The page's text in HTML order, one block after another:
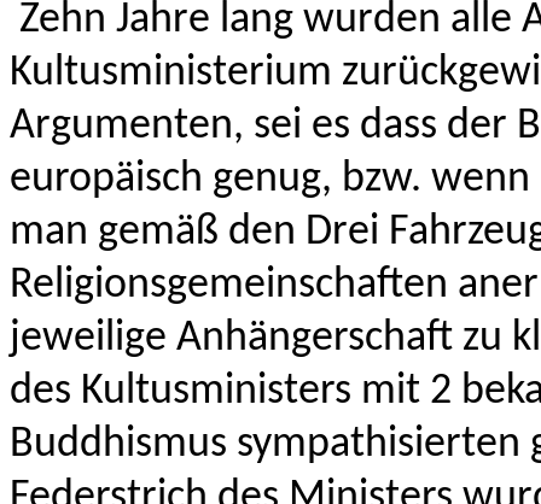
Zehn Jahre lang wurden alle
Kultusministerium
Argumenten, sei es dass der
europäisch genug, bzw.
man gemäß den Drei
Religionsgemeinschaften
jeweilige Anhängerschaft zu
des Kultusministers mit 2
Buddhismus